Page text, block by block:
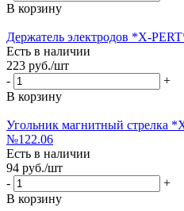
В корзину
Держатель электродов *X-
Есть в наличии
223 руб./шт
-
+
В корзину
Угольник магнитный стрелка
№122.06
Есть в наличии
94 руб./шт
-
+
В корзину